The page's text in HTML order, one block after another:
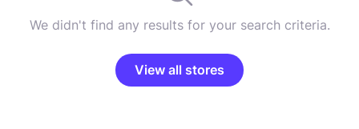
We didn't find any results for your search criteria.
View all stores